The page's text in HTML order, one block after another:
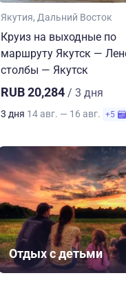
Якутия Дальний Восток
Круиз на выходные по
маршруту Якутск —
столбы — Якутск
RUB 20,284 / 3 дня
3 дня 14 авг. — 16 авг. +5
Отдых с детьми